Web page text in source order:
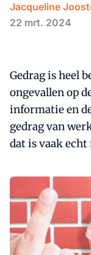
Jacqueline
22 mrt. 2024
Gedrag is heel
ongevallen op
informatie en
gedrag van
dat is vaak